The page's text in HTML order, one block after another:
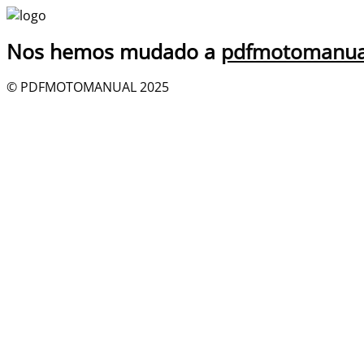
Nos hemos mudado a
© PDFMOTOMANUAL 2025